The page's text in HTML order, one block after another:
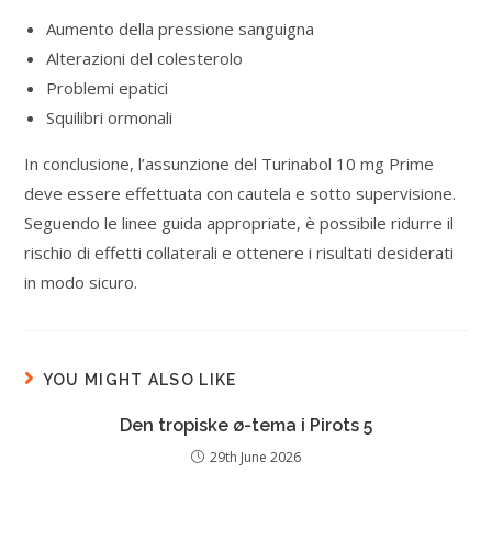
Aumento della pressione sanguigna
Alterazioni del colesterolo
Problemi epatici
Squilibri ormonali
In conclusione, l’assunzione del Turinabol 10 mg Prime
deve essere effettuata con cautela e sotto supervisione.
Seguendo le linee guida appropriate, è possibile ridurre il
rischio di effetti collaterali e ottenere i risultati desiderati
in modo sicuro.
YOU MIGHT ALSO LIKE
Den tropiske ø-tema i Pirots 5
29th June 2026